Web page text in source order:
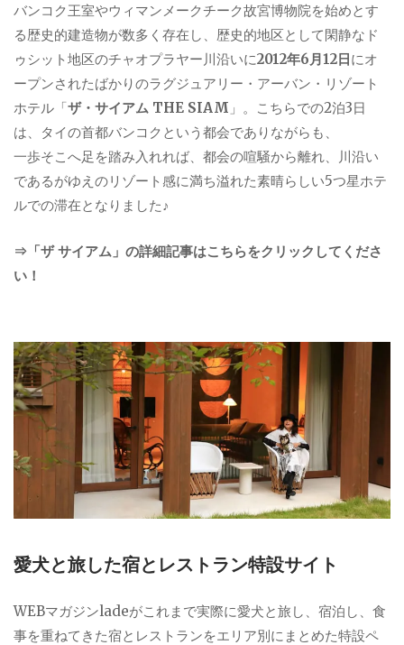
バンコク王室やウィマンメークチーク故宮博物院を始めとす
る歴史的建造物が数多く存在し、歴史的地区として閑静なド
ゥシット地区のチャオプラヤー川沿いに2012年6月12日にオ
ープンされたばかりのラグジュアリー・アーバン・リゾート
ホテル「ザ・サイアム THE SIAM 」。こちらでの2泊3日
は、タイの首都バンコクという都会でありながらも、
一歩そこへ足を踏み入れれば、都会の喧騒から離れ、川沿い
であるがゆえのリゾート感に満ち溢れた素晴らしい5つ星ホテ
ルでの滞在となりました♪
⇒「ザ サイアム」の詳細記事はこちらをクリックしてくださ
い！
愛犬と旅した宿とレストラン特設サイト
WEBマガジンladeがこれまで実際に愛犬と旅し、宿泊し、食
事を重ねてきた宿とレストランをエリア別にまとめた特設ペ